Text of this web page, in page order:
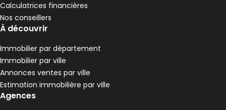
190 000 €
Pélussin - 42410
Maison • 4 pièces • 90 m²
G 3 chambres
,
Terrain 3680 m²
Calculatrices financières
Nos conseillers
À découvrir
Immobilier par département
Immobilier par ville
Annonces ventes par ville
Estimation immobilière par ville
Agences